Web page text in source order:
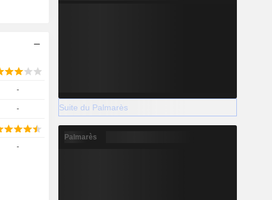
-
-
-
Suite du Palmarès
Palmarès